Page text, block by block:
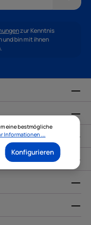
zur Kenntnis
und bin mit ihnen
eine bestmögliche
Informationen ...
Konfigurieren